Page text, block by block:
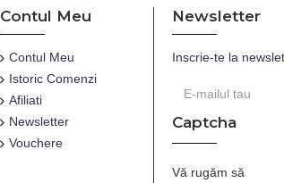
Contul Meu
Contul Meu
Istoric Comenzi
Afiliati
Newsletter
Vouchere
Newsletter
Inscrie-te la
Captcha
Vă rugăm să